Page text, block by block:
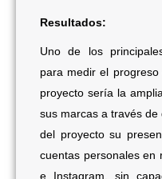
Resultados:
Uno de los
para medir el
proyecto sería la
sus marcas a través
del proyecto su
cuentas personales en
e Instagram, sin